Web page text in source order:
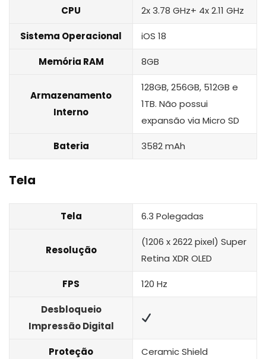
CPU 2x 3.78 GHz+ 4x 2.11 GHz
Sistema Operacional iOS 18
Memória RAM 8GB
Armazenamento
Interno
128GB, 256GB, 512GB e
1TB. Não possui
expansão via Micro SD
Bateria 3582 mAh
Tela
Tela 6.3 Polegadas
Resolução
(1206 x 2622 pixel) Super
Retina XDR OLED
FPS 120 Hz
Desbloqueio
Impressão Digital
Proteção Ceramic Shield